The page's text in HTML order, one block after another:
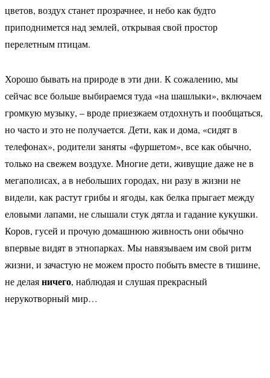
цветов, воздух станет прозрачнее, и небо как будто
приподнимется над землей, открывая свой простор
перелетным птицам.
Хорошо бывать на природе в эти дни. К сожалению, мы
сейчас все больше выбираемся туда «на шашлыки», включаем
громкую музыку, – вроде приезжаем отдохнуть и пообщаться,
но часто и это не получается. Дети, как и дома, «сидят в
телефонах», родители заняты «фуршетом», все как обычно,
только на свежем воздухе. Многие дети, живущие даже не в
мегаполисах, а в небольших городах, ни разу в жизни не
видели, как растут грибы и ягоды, как белка прыгает между
еловыми лапами, не слышали стук дятла и гадание кукушки.
Коров, гусей и прочую домашнюю живность они обычно
впервые видят в этнопарках. Мы навязываем им свой ритм
жизни, и зачастую не можем просто побыть вместе в тишине,
не делаяничего, наблюдая и слушая прекрасный
нерукотворный мир…